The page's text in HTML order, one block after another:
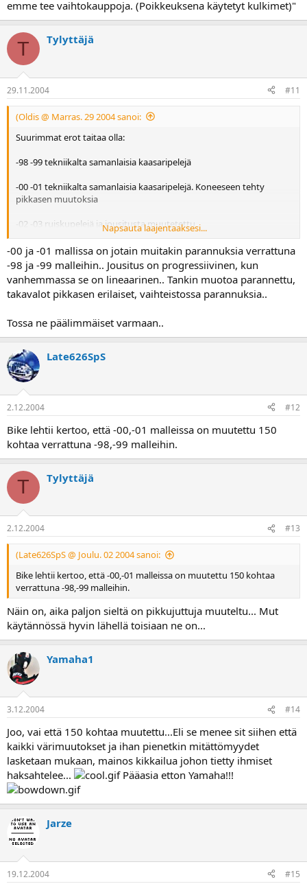
etsiskelyä. -Vaikka ihan huviksenihan minä vaan näitä kyselen
emme tee vaihtokauppoja. (Poikkeuksena käytetyt kulkimet)"
T Tylyttäjä
29.11.2004 #11
(Oldis @ Marras. 29 2004 sanoi:
Suurimmat erot taitaa olla:
-98 -99 tekniikalta samanlaisia kaasaripelejä
-00 -01 tekniikalta samanlaisia kaasaripelejä. Koneeseen tehty
pikkasen muutoksia
-02 -03 ruiskupelejä ja jousitusta muutetettu
Vai et oo vaihtamassa........juujuuu
Napsauta laajentaaksesi...
-00 ja -01 mallissa on jotain muitakin parannuksia verrattuna
-98 ja -99 malleihin.. Jousitus on progressiivinen, kun
vanhemmassa se on lineaarinen.. Tankin muotoa parannettu,
takavalot pikkasen erilaiset, vaihteistossa parannuksia..
Tossa ne päälimmäiset varmaan..
Late626SpS
2.12.2004 #12
Bike lehtii kertoo, että -00,-01 malleissa on muutettu 150
kohtaa verrattuna -98,-99 malleihin.
T Tylyttäjä
2.12.2004 #13
(Late626SpS @ Joulu. 02 2004 sanoi:
Bike lehtii kertoo, että -00,-01 malleissa on muutettu 150 kohtaa
verrattuna -98,-99 malleihin.
Näin on, aika paljon sieltä on pikkujuttuja muuteltu... Mut
käytännössä hyvin lähellä toisiaan ne on...
Yamaha1
3.12.2004 #14
Joo, vai että 150 kohtaa muutettu...Eli se menee sit siihen että
kaikki värimuutokset ja ihan pienetkin mitättömyydet
lasketaan mukaan, mainos kikkailua johon tietty ihmiset
haksahtelee...
Pääasia etton Yamaha!!!
Jarze
19.12.2004 #15